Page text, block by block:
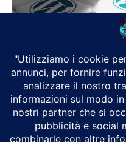
Vulnerabilità
da ChatGpt
Attualità Alex Trizio
Un bug scoperto da un ricercatore (e da